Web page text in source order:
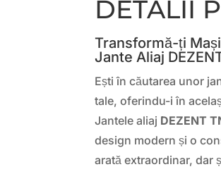
DETALII
Transformă-ți
Jante Aliaj
Ești în căutarea unor
tale, oferindu-i în
Jantele aliaj DEZENT
design modern și o
arată extraordinar, dar